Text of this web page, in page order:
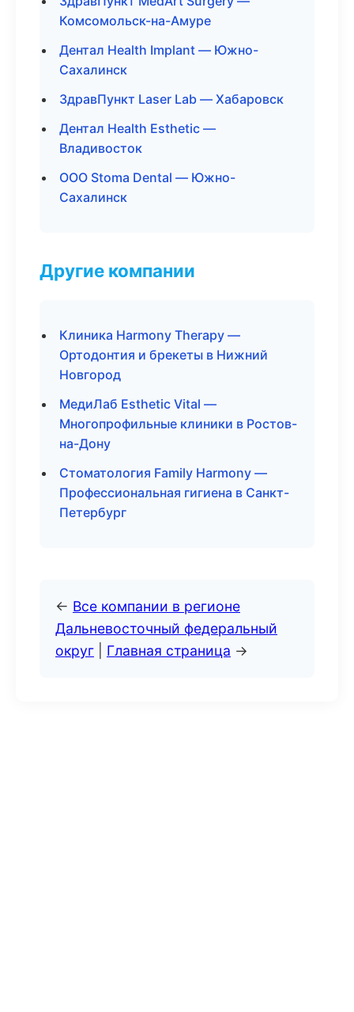
Комсомольск-на-Амуре
Дентал Health Implant — Южно-
Сахалинск
ЗдравПункт Laser Lab — Хабаровск
Дентал Health Esthetic —
Владивосток
ООО Stoma Dental — Южно-
Сахалинск
Другие компании
Клиника Harmony Therapy —
Ортодонтия и брекеты в Нижний
Новгород
МедиЛаб Esthetic Vital —
Многопрофильные клиники в Ростов-
на-Дону
Стоматология Family Harmony —
Профессиональная гигиена в Санкт-
Петербург
← Все компании в регионе
Дальневосточный федеральный
округ
Главная страница →